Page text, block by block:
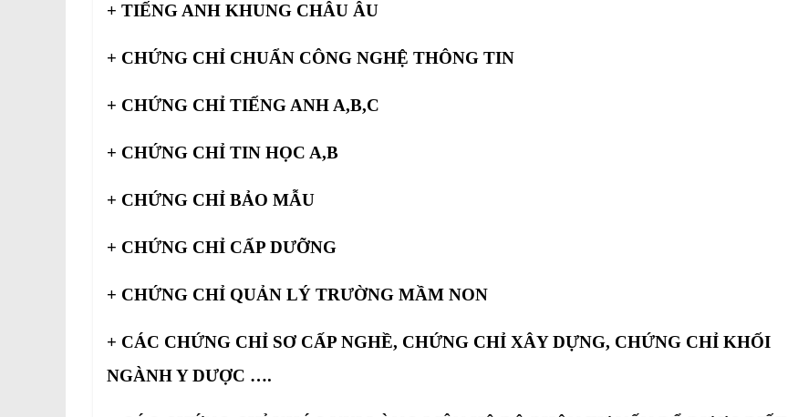
+ TIẾNG ANH KHUNG CHÂU ÂU
+ CHỨNG CHỈ CHUẨN CÔNG NGHỆ THÔNG TIN
+ CHỨNG CHỈ TIẾNG ANH A,B,C
+ CHỨNG CHỈ TIN HỌC A,B
+ CHỨNG CHỈ BẢO MẪU
+ CHỨNG CHỈ CẤP DƯỠNG
+ CHỨNG CHỈ QUẢN LÝ TRƯỜNG MẦM NON
+ CÁC CHỨNG CHỈ SƠ CẤP NGHỀ, CHỨNG CHỈ XÂY DỰNG, CHỨNG CHỈ KHỐI
NGÀNH Y DƯỢC ….